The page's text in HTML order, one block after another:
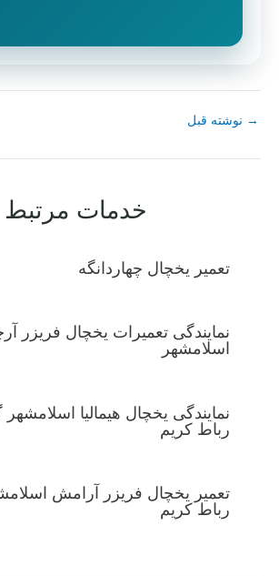
→ نوشته قبل
خدمات مرتبط
تعمیر یخچال چهاردانگه
نمایندگی تعمیرات یخچال فریزر
اسلامشهر
نمایندگی یخچال هیمالیا
رباط کریم
تعمیر یخچال فریزر آرامش
رباط کریم